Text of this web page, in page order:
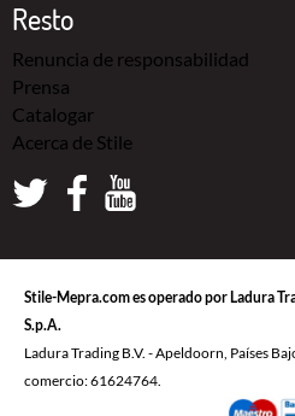
Resto
Renuncia de responsabilidad
Prensa
Catalogar
Acerca de Stile
Stile-Mepra.com es operado por Ladura
S.p.A.
Ladura Trading B.V. - Apeldoorn, Países
comercio: 61624764.